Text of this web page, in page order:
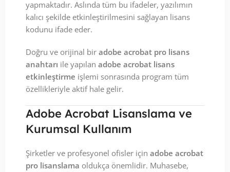
yapmaktadır. Aslında tüm bu ifadeler, yazılımın
kalıcı şekilde etkinleştirilmesini sağlayan lisans
kodunu ifade eder.
Doğru ve orijinal bir adobe acrobat pro lisans
anahtarı ile yapılan adobe acrobat lisans
etkinleştirme işlemi sonrasında program tüm
özellikleriyle aktif hale gelir.
Adobe Acrobat Lisanslama ve
Kurumsal Kullanım
Şirketler ve profesyonel ofisler için adobe acrobat
pro lisanslama oldukça önemlidir. Muhasebe,